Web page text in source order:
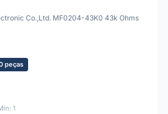
Co.,Ltd. MF0204-43K0 43k Ohms
peças
1